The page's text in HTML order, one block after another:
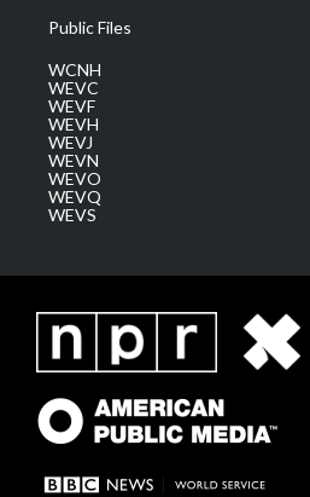
Public Files
WCNH
WEVC
WEVF
WEVH
WEVJ
WEVN
WEVO
WEVQ
WEVS